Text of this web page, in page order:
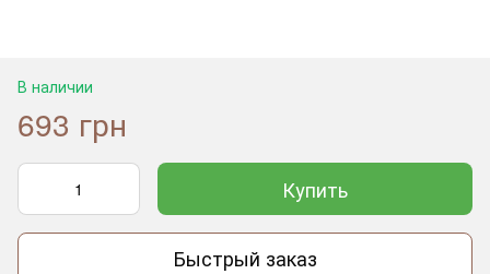
В наличии
693 грн
Купить
Быстрый заказ